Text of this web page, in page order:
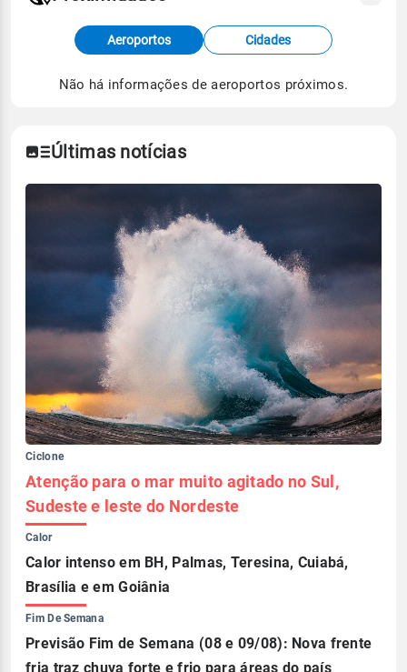
Fonte: dados combinados de estações
meteorológicas e satélite do Centro de Previsão
de Tempo e Estudos Climáticos (CPTEC).
Aeroportos Cidades
Não há informações de aeroportos próximos.
Últimas notícias
Ciclone
Atenção para o mar muito agitado no Sul,
Sudeste e leste do Nordeste
Calor
Calor intenso em BH, Palmas, Teresina, Cuiabá,
Brasília e em Goiânia
Fim De Semana
Previsão Fim de Semana (08 e 09/08): Nova frente
fria traz chuva forte e frio para áreas do país